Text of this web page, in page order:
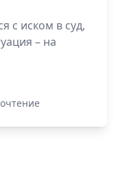
с иском в суд,
– на